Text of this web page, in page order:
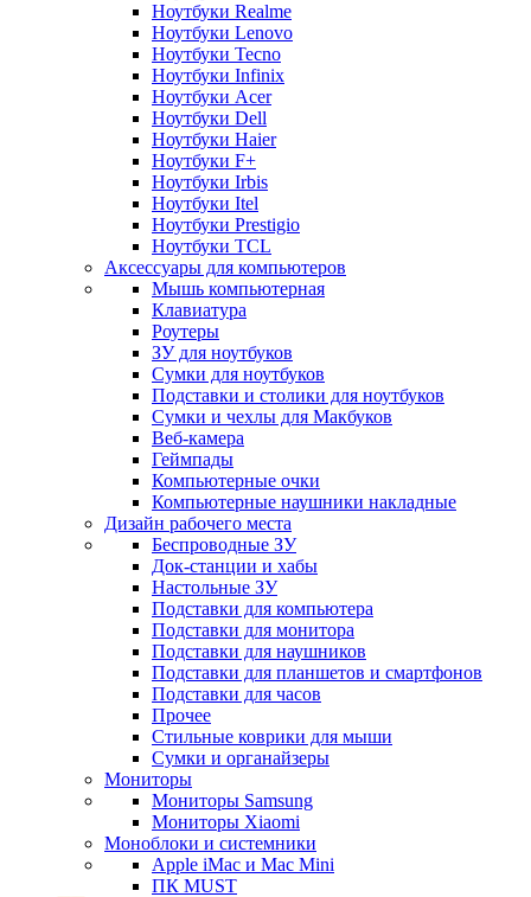
Ноутбуки Realme
Ноутбуки Lenovo
Ноутбуки Tecno
Ноутбуки Infinix
Ноутбуки Acer
Ноутбуки Dell
Ноутбуки Haier
Ноутбуки F+
Ноутбуки Irbis
Ноутбуки Itel
Ноутбуки Prestigio
Ноутбуки TCL
Аксессуары для компьютеров
Мышь компьютерная
Клавиатура
Роутеры
ЗУ для ноутбуков
Сумки для ноутбуков
Подставки и столики для ноутбуков
Сумки и чехлы для Макбуков
Веб-камера
Геймпады
Компьютерные очки
Компьютерные наушники накладные
Дизайн рабочего места
Беспроводные ЗУ
Док-станции и хабы
Настольные ЗУ
Подставки для компьютера
Подставки для монитора
Подставки для наушников
Подставки для планшетов и смартфонов
Подставки для часов
Прочее
Стильные коврики для мыши
Сумки и органайзеры
Мониторы
Мониторы Samsung
Мониторы Xiaomi
Моноблоки и системники
Apple iMac и Mac Mini
ПК MUST